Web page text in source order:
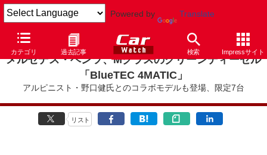
Powered by Translate
カテゴリ 過去記事 検索 Impressサイト
メルセデス・ベンツ、Mクラスのクリーンディーゼル
「BlueTEC 4MATIC」
アルピニスト・野口健氏とのコラボモデルも登場、限定7台
リスト